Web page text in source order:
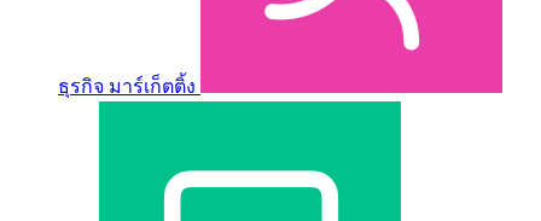
ธุรกิจ มาร์เก็ตติ้ง